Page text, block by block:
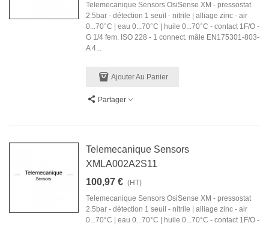
Telemecanique Sensors OsiSense XM - pressostat
2.5bar - détection 1 seuil - nitrile | alliage zinc - air
0...70°C | eau 0...70°C | huile 0...70°C - contact 1F/O -
G 1/4 fem. ISO 228 - 1 connect. mâle EN175301-803-
A 4...
Ajouter Au Panier
Partager
Telemecanique Sensors
XMLA002A2S11
100,97 € (HT)
Telemecanique Sensors OsiSense XM - pressostat
2.5bar - détection 1 seuil - nitrile | alliage zinc - air
0...70°C | eau 0...70°C | huile 0...70°C - contact 1F/O -